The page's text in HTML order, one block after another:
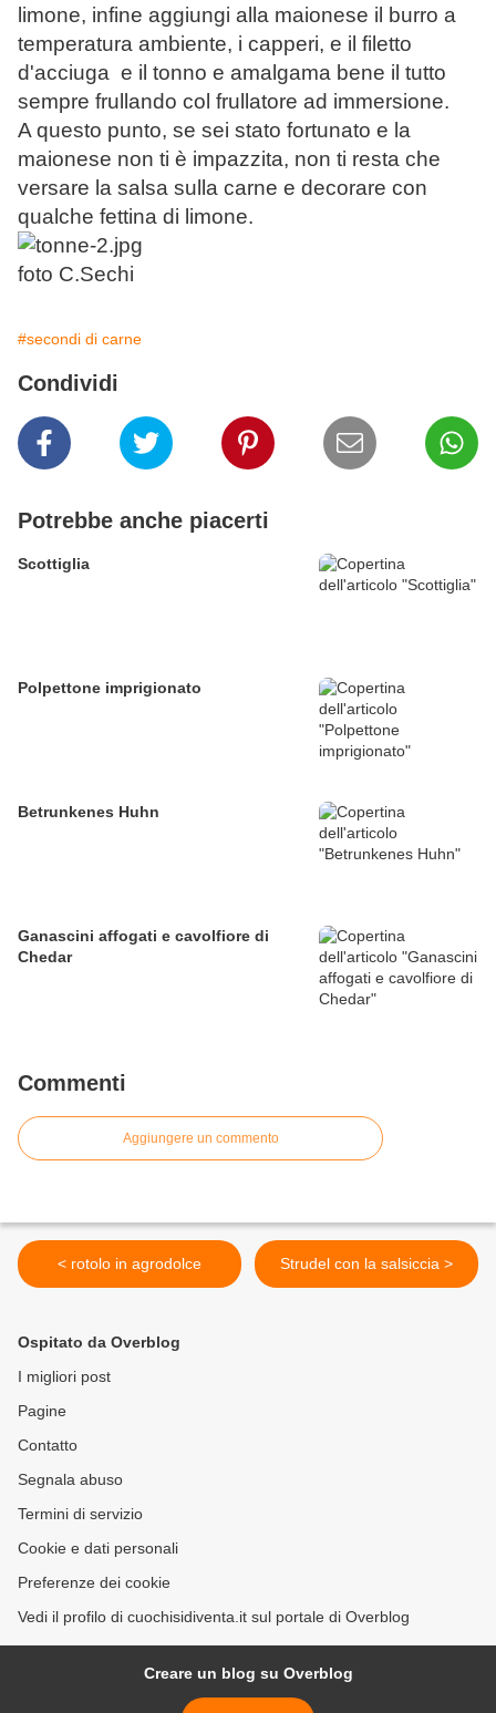
limone, infine aggiungi alla maionese il burro a
temperatura ambiente, i capperi, e il filetto
d'acciuga e il tonno e amalgama bene il tutto
sempre frullando col frullatore ad immersione.
A questo punto, se sei stato fortunato e la
maionese non ti è impazzita, non ti resta che
versare la salsa sulla carne e decorare con
qualche fettina di limone.
foto C.Sechi
#secondi di carne
Condividi
Potrebbe anche piacerti
Scottiglia
Polpettone imprigionato
Betrunkenes Huhn
Ganascini affogati e cavolfiore di
Chedar
Commenti
Aggiungere un commento
< rotolo in agrodolce Strudel con la salsiccia >
Ospitato da Overblog
I migliori post
Pagine
Contatto
Segnala abuso
Termini di servizio
Cookie e dati personali
Preferenze dei cookie
Vedi il profilo di cuochisidiventa.it sul portale di Overblog
Creare un blog su Overblog